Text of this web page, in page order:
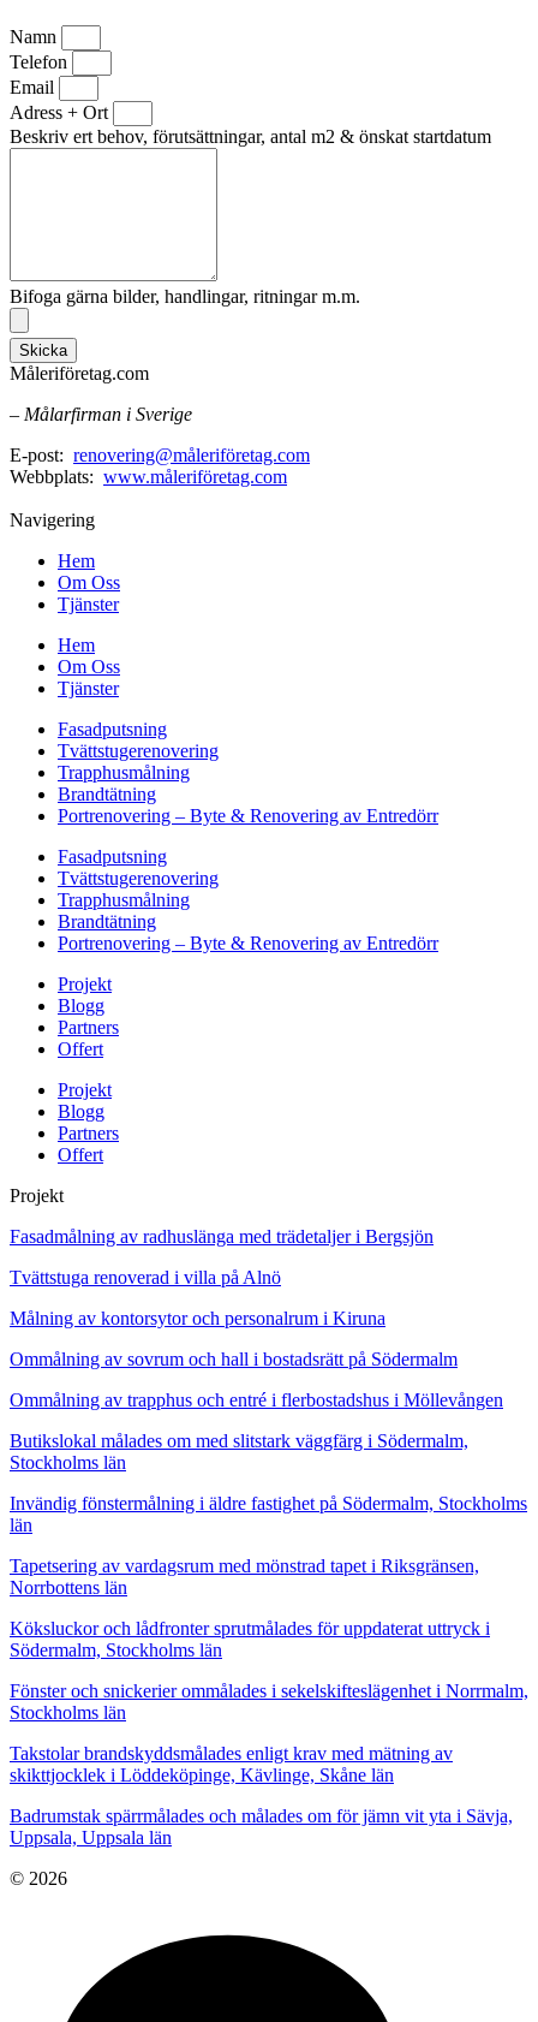
Namn
Telefon
Email
Adress + Ort
Beskriv ert behov, förutsättningar, antal m2 & önskat startdatum
Bifoga gärna bilder, handlingar, ritningar m.m.
Skicka
Måleriföretag.com
– Målarfirman i Sverige
E-post: renovering@måleriföretag.com
Webbplats: www.måleriföretag.com
Navigering
Hem
Om Oss
Tjänster
Hem
Om Oss
Tjänster
Fasadputsning
Tvättstugerenovering
Trapphusmålning
Brandtätning
Portrenovering – Byte & Renovering av Entredörr
Fasadputsning
Tvättstugerenovering
Trapphusmålning
Brandtätning
Portrenovering – Byte & Renovering av Entredörr
Projekt
Blogg
Partners
Offert
Projekt
Blogg
Partners
Offert
Projekt
Fasadmålning av radhuslänga med trädetaljer i Bergsjön
Tvättstuga renoverad i villa på Alnö
Målning av kontorsytor och personalrum i Kiruna
Ommålning av sovrum och hall i bostadsrätt på Södermalm
Ommålning av trapphus och entré i flerbostadshus i Möllevången
Butikslokal målades om med slitstark väggfärg i Södermalm,
Stockholms län
Invändig fönstermålning i äldre fastighet på Södermalm, Stockholms
län
Tapetsering av vardagsrum med mönstrad tapet i Riksgränsen,
Norrbottens län
Köksluckor och lådfronter sprutmålades för uppdaterat uttryck i
Södermalm, Stockholms län
Fönster och snickerier ommålades i sekelskifteslägenhet i Norrmalm,
Stockholms län
Takstolar brandskyddsmålades enligt krav med mätning av
skikttjocklek i Löddeköpinge, Kävlinge, Skåne län
Badrumstak spärrmålades och målades om för jämn vit yta i Sävja,
Uppsala, Uppsala län
© 2026